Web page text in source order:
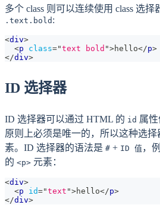
多个 class 则可以连续使用 class 选
.text.bold :
<div>
<p class="text bold ">hello</p>
</div>
ID 选择器
ID 选择器可以通过 HTML 的 id 属
原则上必须是唯一的，所以这种选
素。ID 选择器的语法是 # + ID 值 ，
的 <p> 元素：
<div>
<p id="text ">hello</p>
</div>